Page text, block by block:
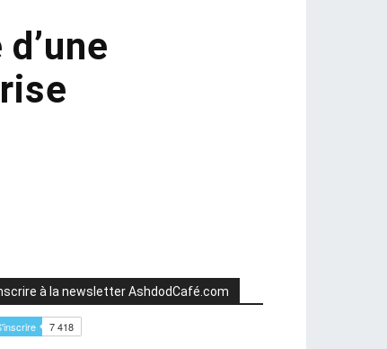
à la newsletter AshdodCafé.com